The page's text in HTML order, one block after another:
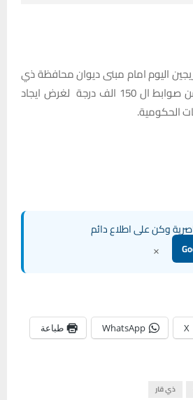
اليوم امام مبنى ديوان محافظة ذي
قار من اجل استثنائهم من صوابط ال 150 الف درجة لغرض ايجاد
الحكومية.
وكن على اطلاع دائم
×
X
WhatsApp طباعة
ذي قار